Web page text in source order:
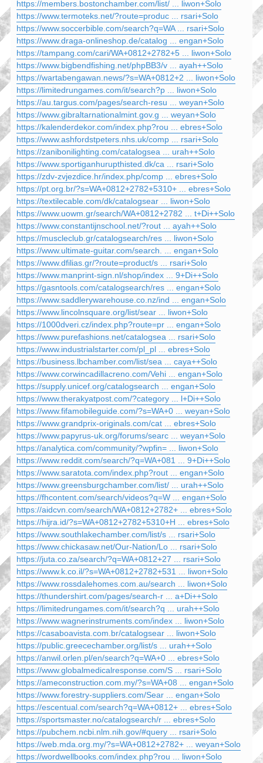
https://members.bostonchamber.com/list/ ... liwon+Solo
https://www.termoteks.net/?route=produc ... rsari+Solo
https://www.soccerbible.com/search?q=WA ... rsari+Solo
https://www.draga-onlineshop.de/catalog ... engan+Solo
https://tampang.com/cari/WA+0812+2782+5 ... liwon+Solo
https://www.bigbendfishing.net/phpBB3/v ... ayah++Solo
https://wartabengawan.news/?s=WA+0812+2 ... liwon+Solo
https://limitedrungames.com/it/search?p ... liwon+Solo
https://au.targus.com/pages/search-resu ... weyan+Solo
https://www.gibraltarnationalmint.gov.g ... weyan+Solo
https://kalenderdekor.com/index.php?rou ... ebres+Solo
https://www.ashfordstpeters.nhs.uk/comp ... rsari+Solo
https://zanibonilighting.com/catalogsea ... urah++Solo
https://www.sportiganhurupthisted.dk/ca ... rsari+Solo
https://zdv-zvjezdice.hr/index.php/comp ... ebres+Solo
https://pt.org.br/?s=WA+0812+2782+5310+ ... ebres+Solo
https://textilecable.com/dk/catalogsear ... liwon+Solo
https://www.uowm.gr/search/WA+0812+2782 ... t+Di++Solo
https://www.constantijnschool.net/?rout ... ayah++Solo
https://muscleclub.gr/catalogsearch/res ... liwon+Solo
https://www.ultimate-guitar.com/search. ... engan+Solo
https://www.dfilias.gr/?route=product/s ... rsari+Solo
https://www.manprint-sign.nl/shop/index ... 9+Di++Solo
https://gasntools.com/catalogsearch/res ... engan+Solo
https://www.saddlerywarehouse.co.nz/ind ... engan+Solo
https://www.lincolnsquare.org/list/sear ... liwon+Solo
https://1000dveri.cz/index.php?route=pr ... engan+Solo
https://www.purefashions.net/catalogsea ... rsari+Solo
https://www.industrialstarter.com/pl_pl ... ebres+Solo
https://business.lbchamber.com/list/sea ... caya++Solo
https://www.corwincadillacreno.com/Vehi ... engan+Solo
https://supply.unicef.org/catalogsearch ... engan+Solo
https://www.therakyatpost.com/?category ... l+Di++Solo
https://www.fifamobileguide.com/?s=WA+0 ... weyan+Solo
https://www.grandprix-originals.com/cat ... ebres+Solo
https://www.papyrus-uk.org/forums/searc ... weyan+Solo
https://analytica.com/community/?wpfin= ... liwon+Solo
https://www.reddit.com/search/?q=WA+081 ... 9+Di++Solo
https://www.saratota.com/index.php?rout ... engan+Solo
https://www.greensburgchamber.com/list/ ... urah++Solo
https://fhcontent.com/search/videos?q=W ... engan+Solo
https://aidcvn.com/search/WA+0812+2782+ ... ebres+Solo
https://hijra.id/?s=WA+0812+2782+5310+H ... ebres+Solo
https://www.southlakechamber.com/list/s ... rsari+Solo
https://www.chickasaw.net/Our-Nation/Lo ... rsari+Solo
https://juta.co.za/search/?q=WA+0812+27 ... rsari+Solo
https://www.k.co.il/?s=WA+0812+2782+531 ... liwon+Solo
https://www.rossdalehomes.com.au/search ... liwon+Solo
https://thundershirt.com/pages/search-r ... a+Di++Solo
https://limitedrungames.com/it/search?q ... urah++Solo
https://www.wagnerinstruments.com/index ... liwon+Solo
https://casaboavista.com.br/catalogsear ... liwon+Solo
https://public.greecechamber.org/list/s ... urah++Solo
https://anwil.orlen.pl/en/search?q=WA+0 ... ebres+Solo
https://www.globalmedicalresponse.com/S ... rsari+Solo
https://ameconstruction.com.my/?s=WA+08 ... engan+Solo
https://www.forestry-suppliers.com/Sear ... engan+Solo
https://escentual.com/search?q=WA+0812+ ... ebres+Solo
https://sportsmaster.no/catalogsearch/r ... ebres+Solo
https://pubchem.ncbi.nlm.nih.gov/#query ... rsari+Solo
https://web.mda.org.my/?s=WA+0812+2782+ ... weyan+Solo
https://wordwellbooks.com/index.php?rou ... liwon+Solo